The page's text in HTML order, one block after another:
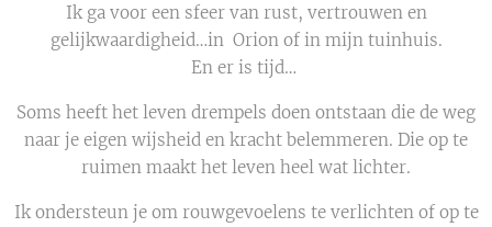
Ik ga voor een sfeer van rust, vertrouwen en
gelijkwaardigheid…in Orion of in mijn tuinhuis.
En er is tijd…
Soms heeft het leven drempels doen ontstaan die de weg
naar je eigen wijsheid en kracht belemmeren. Die op te
ruimen maakt het leven heel wat lichter.
Ik ondersteun je om rouwgevoelens te verlichten of op te